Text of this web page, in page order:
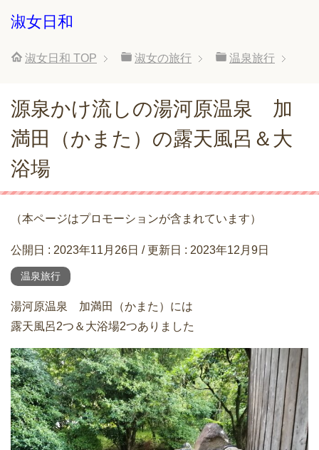
淑女日和
淑女日和 TOP 淑女の旅行 温泉旅行
源泉かけ流しの湯河原温泉 加
満田（かまた）の露天風呂＆大
浴場
（本ページはプロモーションが含まれています）
公開日 : 2023年11月26日 / 更新日 : 2023年12月9日
温泉旅行
湯河原温泉 加満田（かまた）には
露天風呂2つ＆大浴場2つありました